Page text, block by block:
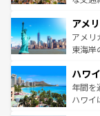
ンツ一
の建物
博物館
ことが
ば市内
着のス
アメ
アメリ
東海岸
のよう
ンメン
西部に
ハワイ
年間を
ハワイ